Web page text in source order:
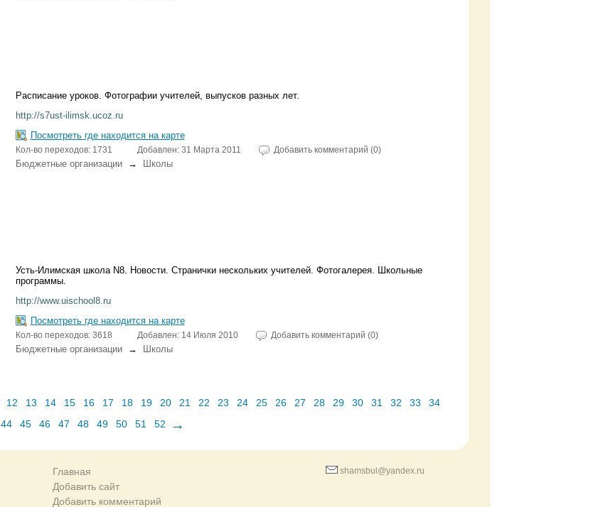
Расписание уроков. Фотографии учителей, выпусков разных лет.
http://s7ust-ilimsk.ucoz.ru
Посмотреть где находится на карте
Кол-во переходов: 1731 Добавлен: 31 Марта 2011 Добавить комментарий (0)
Бюджетные организации→ Школы
Усть-Илимская школа N8. Новости. Странички нескольких учителей. Фотогалерея. Школьные
программы.
http://www.uischool8.ru
Посмотреть где находится на карте
Кол-во переходов: 3618 Добавлен: 14 Июля 2010 Добавить комментарий (0)
Бюджетные организации→ Школы
12 13 14 15 16 17 18 19 20 21 22 23 24 25 26 27 28 29 30 31 32 33
34
44 45 46 47 48 49 50 51 52 →
Главная
Добавить сайт
Добавить комментарий
shamsbul@yandex.ru